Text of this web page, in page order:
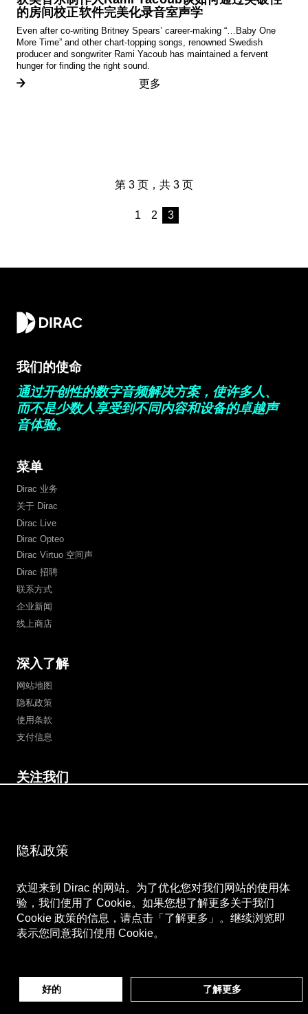
隐私政策
欢迎来到 Dirac 的网站。为了优化您对我们网站的使用体
验，我们使用了 Cookie。如果您想了解更多关于我们
Cookie 政策的信息，请点击「了解更多」。继续浏览即
表示您同意我们使用 Cookie。
了解更多
的房间校正软件完美化录音室声学
Even after co-writing Britney Spears’ career-making “…Baby One
More Time” and other chart-topping songs, renowned Swedish
producer and songwriter Rami Yacoub has maintained a fervent
hunger for finding the right sound.
更多
第 3 页，共 3 页
1 2 3
我们的使命
通过开创性的数字音频解决方案，使许多人、
而不是少数人享受到不同内容和设备的卓越声
音体验。
菜单
Dirac 业务
关于 Dirac
Dirac Live
Dirac Opteo
Dirac Virtuo 空间声
Dirac 招聘
联系方式
企业新闻
线上商店
深入了解
网站地图
隐私政策
使用条款
支付信息
关注我们